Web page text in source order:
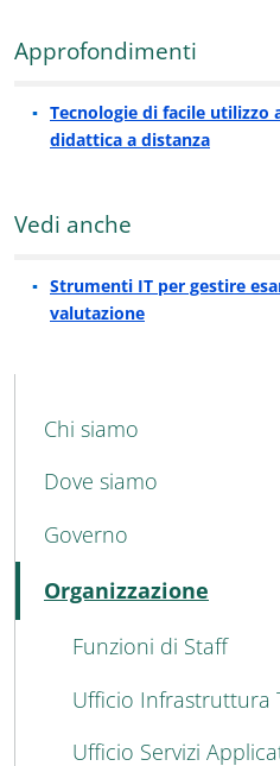
Approfondimenti
Tecnologie di facile utilizzo
didattica a distanza
Vedi anche
Strumenti IT per gestire
valutazione
MAIN NAVIGATION
Chi siamo
Dove siamo
Governo
Organizzazione
Attivo
Funzioni di Staff
Ufficio Infrastruttura
Ufficio Servizi